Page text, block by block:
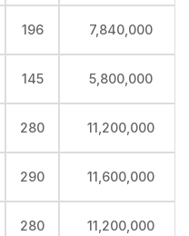
196 7,840,000
145 5,800,000
280 11,200,000
290 11,600,000
280 11,200,000